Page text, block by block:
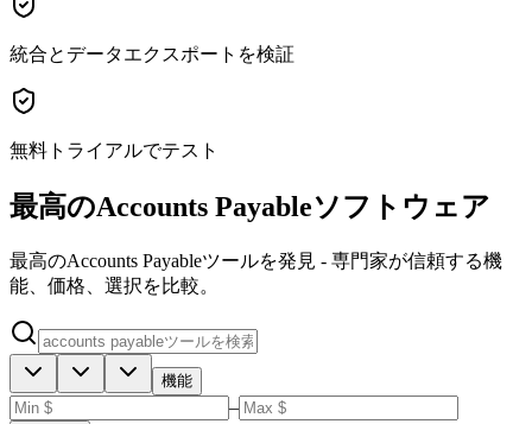
統合とデータエクスポートを検証
無料トライアルでテスト
最高のAccounts Payableソフトウェア
最高のAccounts Payableツールを発見 - 専門家が信頼する機
能、価格、選択を比較。
機能
–